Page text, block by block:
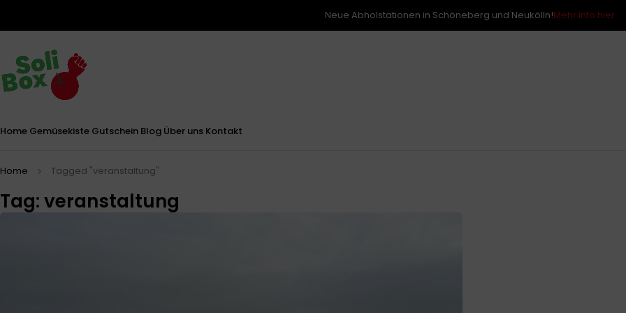
Neue Abholstationen in Schöneberg und Neukölln!Mehr info hier
Home Gemüsekiste Gutschein Blog Über uns Kontakt
Tag: veranstaltung
Home Tagged "veranstaltung"